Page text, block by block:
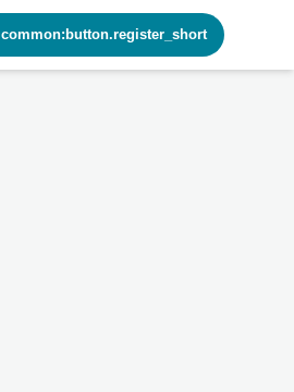
common:button.register_short